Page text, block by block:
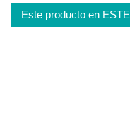
Este producto en